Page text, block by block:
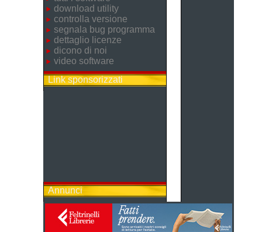
download utility
controlla versione
segnala bug programma
dettaglio licenze
dicono di noi
video software
Link sponsorizzati
Annunci